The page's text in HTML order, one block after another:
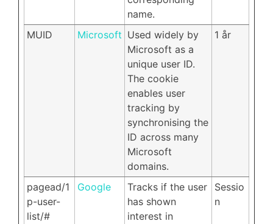
name.
MUID Microsoft Used widely by
Microsoft as a
unique user ID.
The cookie
enables user
tracking by
synchronising the
ID across many
Microsoft
domains.
1 år
pagead/1
p-user-
list/#
Google
Tracks if the user
has shown
interest in
Sessio
n